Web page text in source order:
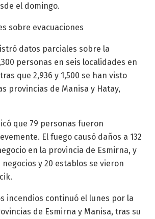
el domingo.
sobre evacuaciones
datos parciales sobre la
personas en seis localidades en
que 2,936 y 1,500 se han visto
provincias de Manisa y Hatay,
que 79 personas fueron
El fuego causó daños a 132
en la provincia de Esmirna, y
y 20 establos se vieron
incendios continuó el lunes por la
de Esmirna y Manisa, tras su